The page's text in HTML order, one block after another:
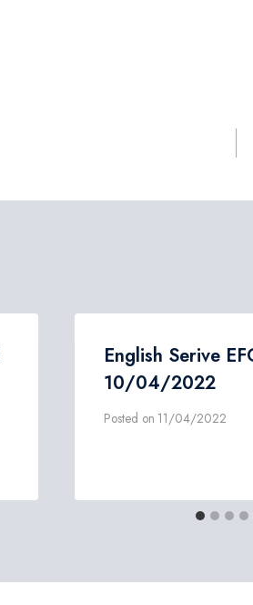
English Serive
10/04/2022
Posted on 11/04/2022